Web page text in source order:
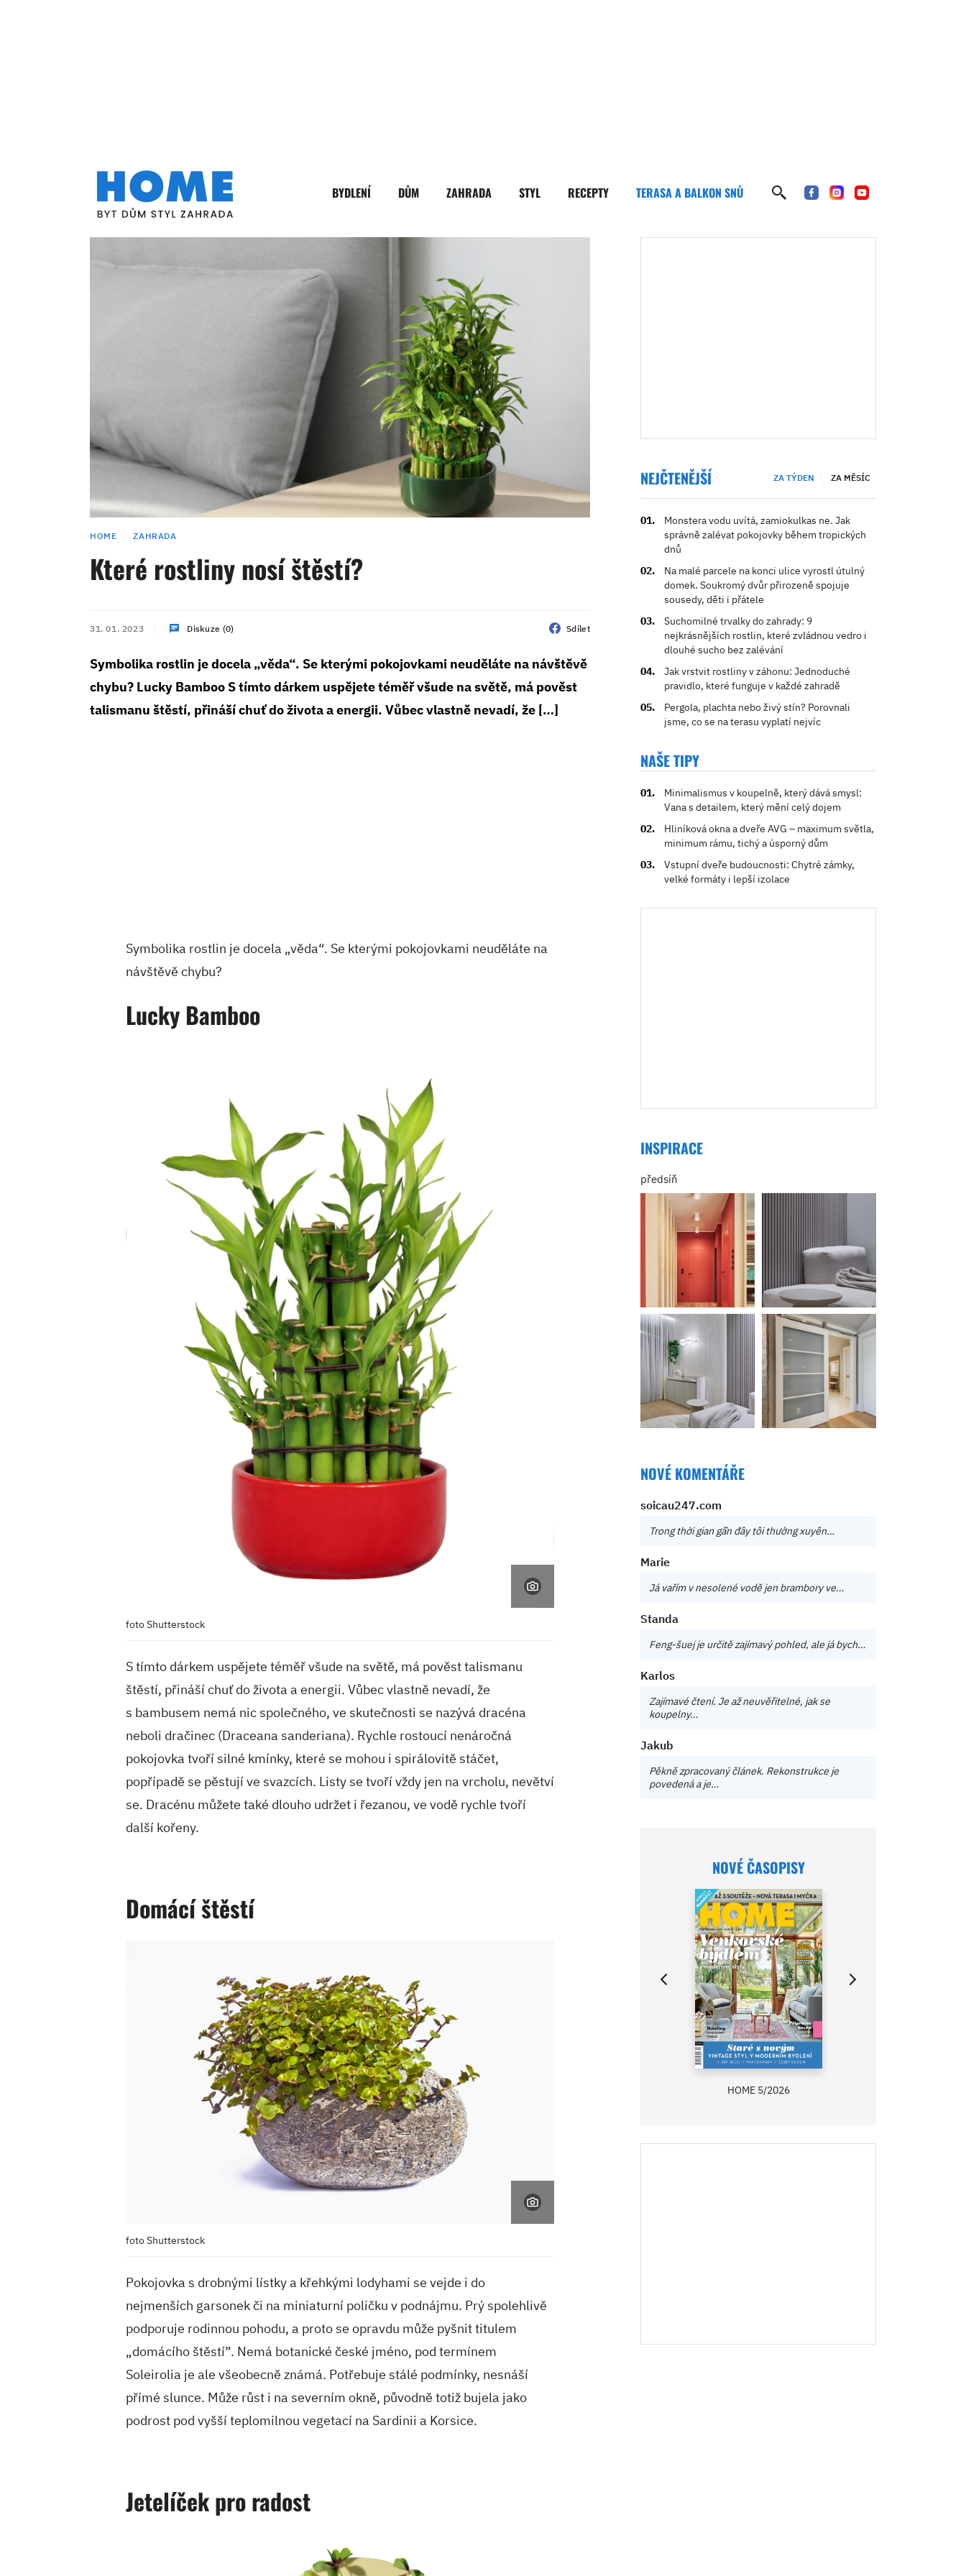
BYDLENÍ DŮM ZAHRADA STYL RECEPTY TERASA A BALKON SNŮ
HOME ZAHRADA
Které rostliny nosí štěstí?
31. 01. 2023 Diskuze (0) Sdílet
Symbolika rostlin je docela „věda“. Se kterými pokojovkami neuděláte na návštěvě
chybu? Lucky Bamboo S tímto dárkem uspějete téměř všude na světě, má pověst
talismanu štěstí, přináší chuť do života a energii. Vůbec vlastně nevadí, že […]
Symbolika rostlin je docela „věda“. Se kterými pokojovkami neuděláte na
návštěvě chybu?
Lucky Bamboo
foto Shutterstock
S tímto dárkem uspějete téměř všude na světě, má pověst talismanu
štěstí, přináší chuť do života a energii. Vůbec vlastně nevadí, že
s bambusem nemá nic společného, ve skutečnosti se nazývá dracéna
neboli dračinec (Draceana sanderiana). Rychle rostoucí nenáročná
pokojovka tvoří silné kmínky, které se mohou i spirálovitě stáčet,
popřípadě se pěstují ve svazcích. Listy se tvoří vždy jen na vrcholu, nevětví
se. Dracénu můžete také dlouho udržet i řezanou, ve vodě rychle tvoří
další kořeny.
Domácí štěstí
foto Shutterstock
Pokojovka s drobnými lístky a křehkými lodyhami se vejde i do
nejmenších garsonek či na miniaturní poličku v podnájmu. Prý spolehlivě
podporuje rodinnou pohodu, a proto se opravdu může pyšnit titulem
„domácího štěstí”. Nemá botanické české jméno, pod termínem
Soleirolia je ale všeobecně známá. Potřebuje stálé podmínky, nesnáší
přímé slunce. Může růst i na severním okně, původně totiž bujela jako
podrost pod vyšší teplomilnou vegetací na Sardinii a Korsice.
Jetelíček pro radost
NEJČTENĚJŠÍ ZA TÝDEN ZA MĚSÍC
Monstera vodu uvítá, zamiokulkas ne. Jak
správně zalévat pokojovky během tropických
dnů
Na malé parcele na konci ulice vyrostl útulný
domek. Soukromý dvůr přirozeně spojuje
sousedy, děti i přátele
Suchomilné trvalky do zahrady: 9
nejkrásnějších rostlin, které zvládnou vedro i
dlouhé sucho bez zalévání
Jak vrstvit rostliny v záhonu: Jednoduché
pravidlo, které funguje v každé zahradě
Pergola, plachta nebo živý stín? Porovnali
jsme, co se na terasu vyplatí nejvíc
NAŠE TIPY
Minimalismus v koupelně, který dává smysl:
Vana s detailem, který mění celý dojem
Hliníková okna a dveře AVG – maximum světla,
minimum rámu, tichý a úsporný dům
Vstupní dveře budoucnosti: Chytré zámky,
velké formáty i lepší izolace
INSPIRACE
předsíň
NOVÉ KOMENTÁŘE
soicau247.com
Trong thời gian gần đây tôi thường xuyên…
Marie
Já vařím v nesolené vodě jen brambory ve…
Standa
Feng-šuej je určitě zajímavý pohled, ale já bych…
Karlos
Zajímavé čtení. Je až neuvěřitelné, jak se
koupelny…
Jakub
Pěkně zpracovaný článek. Rekonstrukce je
povedená a je…
NOVÉ ČASOPISY
HOME 5/2026